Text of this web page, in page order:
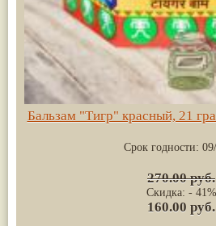
Бальзам "Тигр" красный, 21
Срок годности:
270.00 руб.
Скидка: - 41%
160.00 руб.